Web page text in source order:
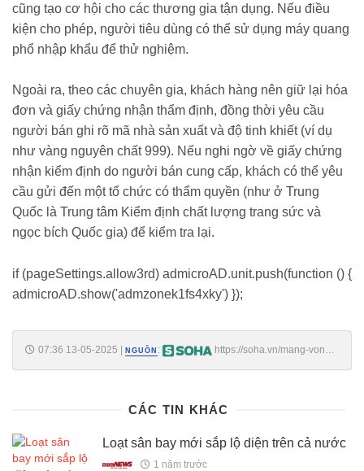
cũng tạo cơ hội cho các thương gia tận dụng. Nếu điều
kiện cho phép, người tiêu dùng có thể sử dụng máy quang
phổ nhập khẩu để thử nghiệm.
Ngoài ra, theo các chuyên gia, khách hàng nên giữ lại hóa
đơn và giấy chứng nhận thẩm định, đồng thời yêu cầu
người bán ghi rõ mã nhà sản xuất và độ tinh khiết (ví dụ
như vàng nguyên chất 999). Nếu nghi ngờ về giấy chứng
nhận kiểm định do người bán cung cấp, khách có thể yêu
cầu gửi đến một tổ chức có thẩm quyền (như ở Trung
Quốc là Trung tâm Kiểm định chất lượng trang sức và
ngọc bích Quốc gia) để kiểm tra lại.
if (pageSettings.allow3rd) admicroAD.unit.push(function () {
admicroAD.show('admzonek1fs4xky') });
07:36 13-05-2025 NGUỒN :
https://soha.vn/mang-vong-
CÁC TIN KHÁC
Loạt sân bay mới sắp lộ diện trên cả nước
1 năm trước